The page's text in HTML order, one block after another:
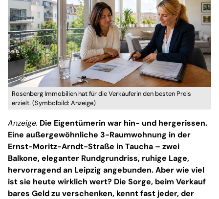
Rosenberg Immobilien hat für die Verkäuferin den besten Preis
erzielt. (Symbolbild: Anzeige)
Anzeige. Die Eigentümerin war hin- und hergerissen.
Eine außergewöhnliche 3-Raumwohnung in der
Ernst-Moritz-Arndt-Straße in Taucha – zwei
Balkone, eleganter Rundgrundriss, ruhige Lage,
hervorragend an Leipzig angebunden. Aber wie viel
ist sie heute wirklich wert? Die Sorge, beim Verkauf
bares Geld zu verschenken, kennt fast jeder, der